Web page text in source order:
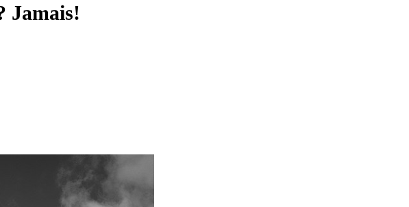
Jamais!